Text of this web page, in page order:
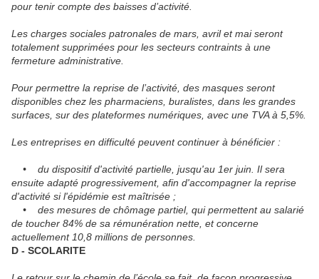
pour tenir compte des baisses d’activité.
Les charges sociales patronales de mars, avril et mai seront
totalement supprimées pour les secteurs contraints à une
fermeture administrative.
Pour permettre la reprise de l’activité, des masques seront
disponibles chez les pharmaciens, buralistes, dans les grandes
surfaces, sur des plateformes numériques, avec une TVA à 5,5%.
Les entreprises en difficulté peuvent continuer à bénéficier :
• du dispositif d'activité partielle, jusqu'au 1er juin. Il sera
ensuite adapté progressivement, afin d'accompagner la reprise
d'activité si l'épidémie est maîtrisée ;
• des mesures de chômage partiel, qui permettent au salarié
de toucher 84% de sa rémunération nette, et concerne
actuellement 10,8 millions de personnes.
D - SCOLARITE